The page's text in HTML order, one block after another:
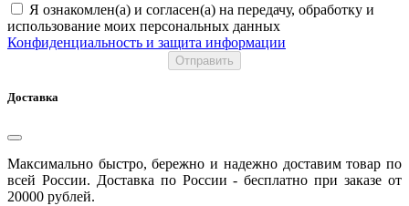
Я ознакомлен(а) и согласен(а) на передачу, обработку и
использование моих персональных данных
Конфиденциальность и защита информации
Отправить
Доставка
Максимально быстро, бережно и надежно доставим товар по
всей России. Доставка по России - бесплатно при заказе от
20000 рублей.